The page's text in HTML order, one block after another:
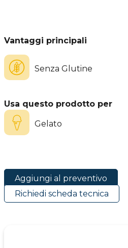
Vantaggi principali
Senza Glutine
Usa questo prodotto per
Gelato
Aggiungi al preventivo
Richiedi scheda tecnica